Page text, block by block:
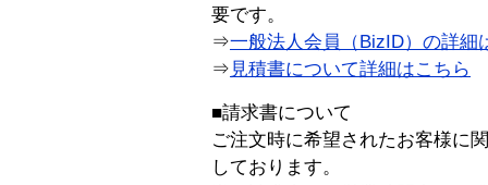
要です。
⇒一般法人会員（BizID）の詳細
⇒ 見積書について詳細はこちら
■請求書について
ご注文時に希望されたお客様に
しております。